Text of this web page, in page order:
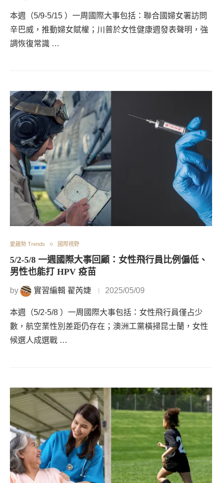
本週（5/9-5/15 ）一周國際大事包括：聯合國婦女署訪問
辛巴威，推動婦女賦權；川普於女性健康週發表聲明，強
調恢復常識 …
愛趨勢 Trends 國際視野
5/2-5/8 一週國際大事回顧：女性飛行員比例偏低、
男性也能打 HPV 疫苗
by 實習編輯 翟芮婕 2025/05/09
本週（5/2-5/8 ）一周國際大事包括：女性飛行員僅占少
數，航空業性別差距仍存在；澳洲工黨橫掃昆士蘭，女性
候選人成選戰 …